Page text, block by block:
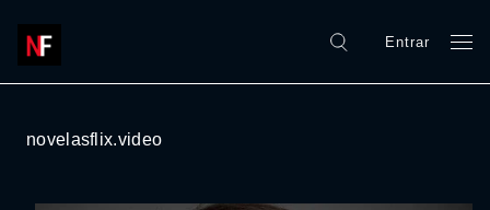
Entrar
novelasflix.video